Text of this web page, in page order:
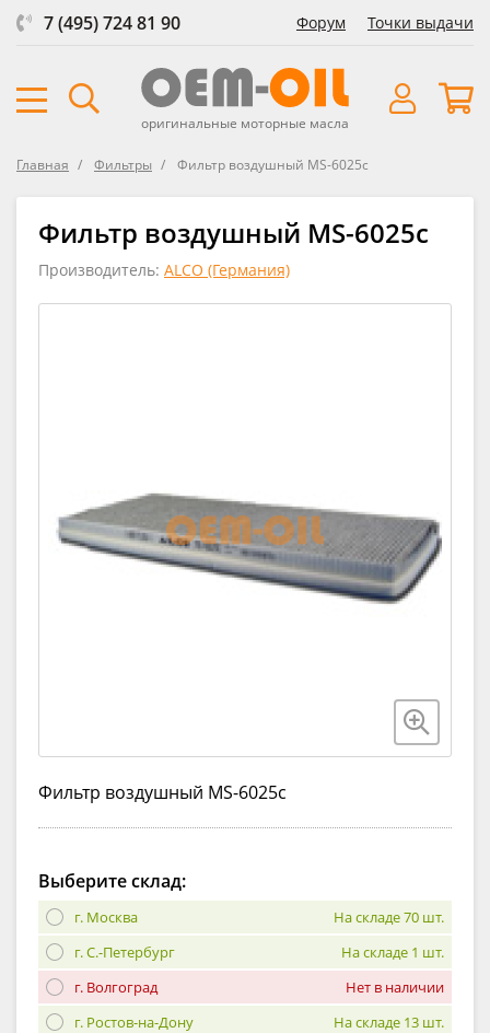
7 (495) 724 81 90 Форум Точки выдачи
оригинальные моторные масла
Главная Фильтры Фильтр воздушный MS-6025c
Фильтр воздушный MS-6025c
Производитель: ALCO (Германия)
Фильтр воздушный MS-6025c
Выберите склад:
г. Москва
На складе 70 шт.
г. С.-Петербург
На складе 1 шт.
г. Волгоград
Нет в наличии
г. Ростов-на-Дону
На складе 13 шт.